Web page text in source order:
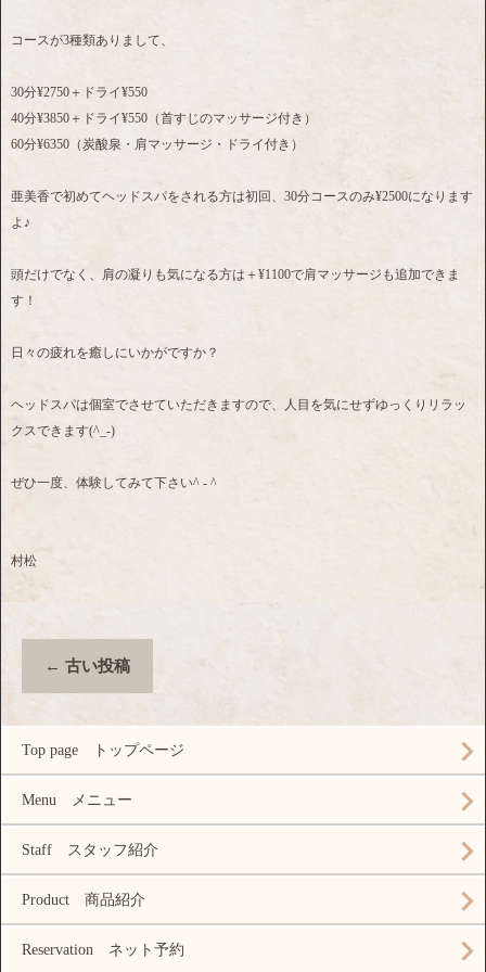
コースが3種類ありまして、
30分¥2750＋ドライ¥550
40分¥3850＋ドライ¥550（首すじのマッサージ付き）
60分¥6350（炭酸泉・肩マッサージ・ドライ付き）
亜美香で初めてヘッドスパをされる方は初回、30分コースのみ¥2500になります
よ♪
頭だけでなく、肩の凝りも気になる方は＋¥1100で肩マッサージも追加できま
す！
日々の疲れを癒しにいかがですか？
ヘッドスパは個室でさせていただきますので、人目を気にせずゆっくりリラッ
クスできます(^_-)
ぜひ一度、体験してみて下さい^ - ^
村松
← 古い投稿
Top page トップページ
Menu メニュー
Staff スタッフ紹介
Product 商品紹介
Reservation ネット予約